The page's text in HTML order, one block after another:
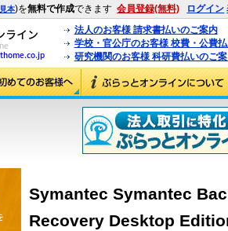
見本)を無料で作成できます 会員登録(無料) ログイン
法人のお客様 請求書払いのご案内
学校・官公庁のお客様 校費・公費
研究機関のお客様 科研費払いのご
Symantec Symantec
Recovery Desktop